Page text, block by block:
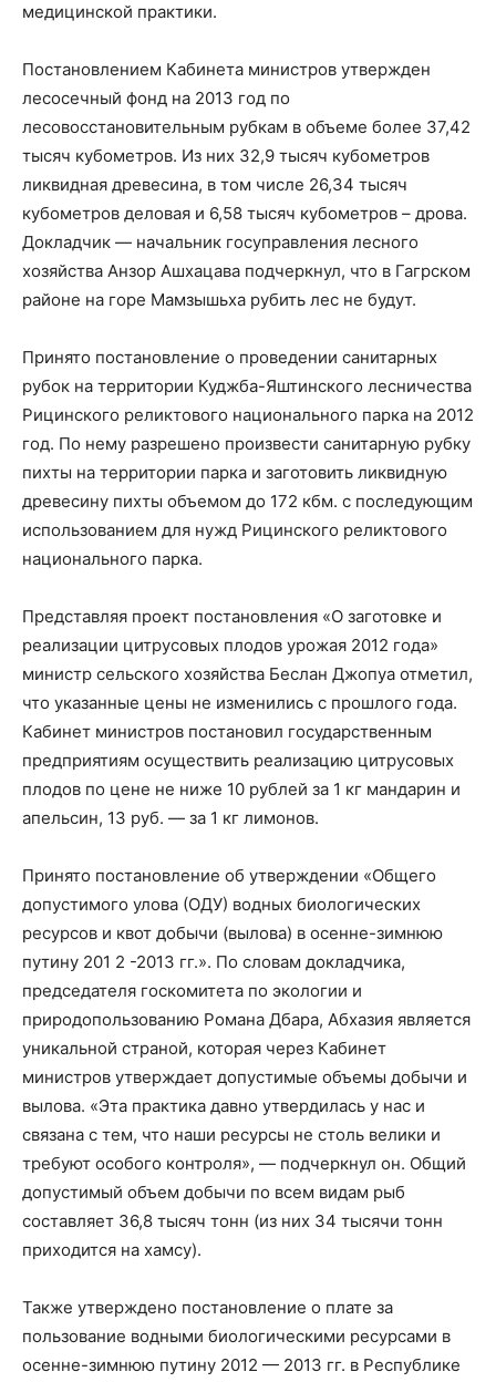
медицинской практики.
Постановлением Кабинета министров утвержден
лесосечный фонд на 2013 год по
лесовосстановительным рубкам в объеме более 37,42
тысяч кубометров. Из них 32,9 тысяч кубометров
ликвидная древесина, в том числе 26,34 тысяч
кубометров деловая и 6,58 тысяч кубометров – дрова.
Докладчик — начальник госуправления лесного
хозяйства Анзор Ашхацава подчеркнул, что в Гагрском
районе на горе Мамзышьха рубить лес не будут.
Принято постановление о проведении санитарных
рубок на территории Куджба-Яштинского лесничества
Рицинского реликтового национального парка на 2012
год. По нему разрешено произвести санитарную рубку
пихты на территории парка и заготовить ликвидную
древесину пихты объемом до 172 кбм. с последующим
использованием для нужд Рицинского реликтового
национального парка.
Представляя проект постановления «О заготовке и
реализации цитрусовых плодов урожая 2012 года»
министр сельского хозяйства Беслан Джопуа отметил,
что указанные цены не изменились с прошлого года.
Кабинет министров постановил государственным
предприятиям осуществить реализацию цитрусовых
плодов по цене не ниже 10 рублей за 1 кг мандарин и
апельсин, 13 руб. — за 1 кг лимонов.
Принято постановление об утверждении «Общего
допустимого улова (ОДУ) водных биологических
ресурсов и квот добычи (вылова) в осенне-зимнюю
путину 201 2 -2013 гг.». По словам докладчика,
председателя госкомитета по экологии и
природопользованию Романа Дбара, Абхазия является
уникальной страной, которая через Кабинет
министров утверждает допустимые объемы добычи и
вылова. «Эта практика давно утвердилась у нас и
связана с тем, что наши ресурсы не столь велики и
требуют особого контроля», — подчеркнул он. Общий
допустимый объем добычи по всем видам рыб
составляет 36,8 тысяч тонн (из них 34 тысячи тонн
приходится на хамсу).
Также утверждено постановление о плате за
пользование водными биологическими ресурсами в
осенне-зимнюю путину 2012 — 2013 гг. в Республике